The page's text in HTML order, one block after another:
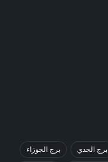
برج الجدي برج الجوزاء